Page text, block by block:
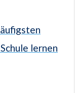
lernen